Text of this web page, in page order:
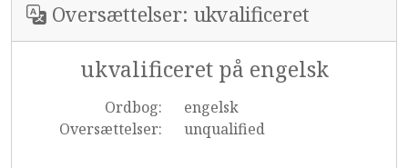
Oversættelser: ukvalificeret
ukvalificeret på engelsk
Ordbog:
engelsk
Oversættelser:
unqualified